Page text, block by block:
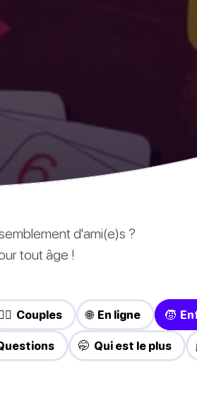
d'ami(e)s ?
tout âge !
Couples 🌐 En ligne 🧒
🤭 Qui est le plus